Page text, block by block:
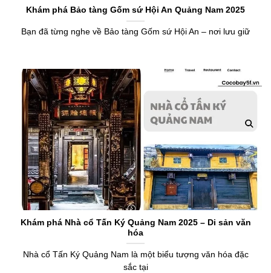
Khám phá Bảo tàng Gốm sứ Hội An Quảng Nam 2025
Bạn đã từng nghe về Bảo tàng Gốm sứ Hội An – nơi lưu giữ
Khám phá Nhà cổ Tấn Ký Quảng Nam 2025 – Di sản văn
hóa
Nhà cổ Tấn Ký Quảng Nam là một biểu tượng văn hóa đặc
sắc tại